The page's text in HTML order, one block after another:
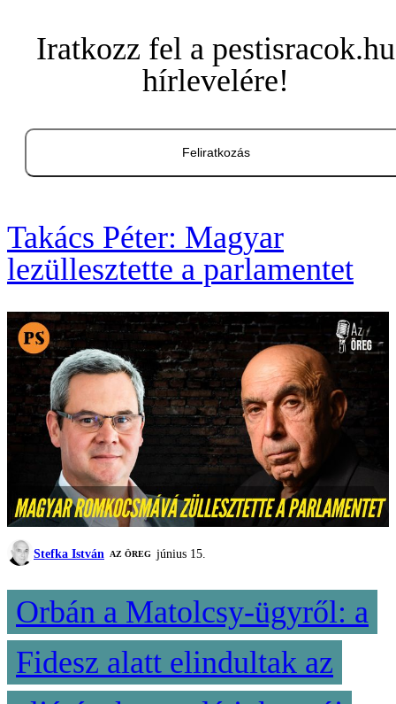
Iratkozz fel a pestisracok.hu
hírlevelére!
Feliratkozás
Takács Péter: Magyar
lezüllesztette a parlamentet
Stefka István AZ ÖREG június 15.
Orbán a Matolcsy-ügyről: a
Fidesz alatt elindultak az